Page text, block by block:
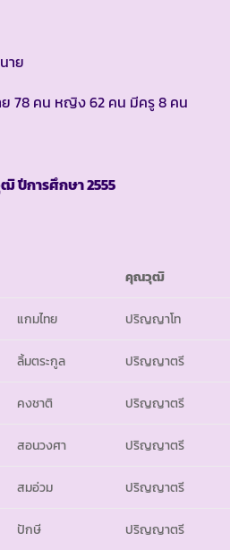
าย
78 คน หญิง 62 คน มีครู 8 คน
ปีการศึกษา2555
คุณวุฒิ
แกมไทย ปริญญาโท
ลิ้มตระกูล ปริญญาตรี
คงชาติ ปริญญาตรี
สอนวงศา ปริญญาตรี
สมอ่วม ปริญญาตรี
ปักษี ปริญญาตรี